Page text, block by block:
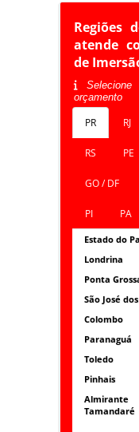
Regiões
atende
de
orçamento
PR RJ
RS PE
GO / DF
PI PA
Estado do
Londrina
Ponta
São José
Colombo
Paranaguá
Toledo
Pinhais
Almirante
Tamandaré